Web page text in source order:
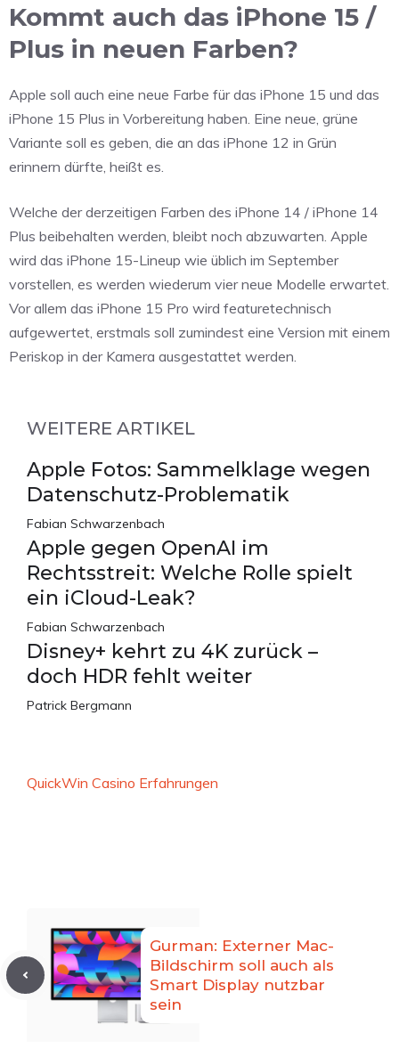
Kommt auch das iPhone 15 /
Plus in neuen Farben?
Apple soll auch eine neue Farbe für das iPhone 15 und das
iPhone 15 Plus in Vorbereitung haben. Eine neue, grüne
Variante soll es geben, die an das iPhone 12 in Grün
erinnern dürfte, heißt es.
Welche der derzeitigen Farben des iPhone 14 / iPhone 14
Plus beibehalten werden, bleibt noch abzuwarten. Apple
wird das iPhone 15-Lineup wie üblich im September
vorstellen, es werden wiederum vier neue Modelle erwartet.
Vor allem das iPhone 15 Pro wird featuretechnisch
aufgewertet, erstmals soll zumindest eine Version mit einem
Periskop in der Kamera ausgestattet werden.
WEITERE ARTIKEL
Apple Fotos: Sammelklage wegen
Datenschutz-Problematik
Fabian Schwarzenbach
Apple gegen OpenAI im
Rechtsstreit: Welche Rolle spielt
ein iCloud-Leak?
Fabian Schwarzenbach
Disney+ kehrt zu 4K zurück –
doch HDR fehlt weiter
Patrick Bergmann
QuickWin Casino Erfahrungen
Gurman: Externer Mac-
Bildschirm soll auch als
Smart Display nutzbar
sein